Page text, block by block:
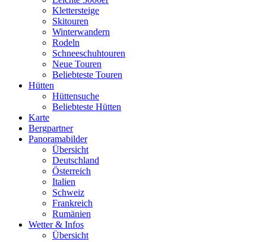
Klettersteige
Skitouren
Winterwandern
Rodeln
Schneeschuhtouren
Neue Touren
Beliebteste Touren
Hütten
Hüttensuche
Beliebteste Hütten
Karte
Bergpartner
Panoramabilder
Übersicht
Deutschland
Österreich
Italien
Schweiz
Frankreich
Rumänien
Wetter & Infos
Übersicht